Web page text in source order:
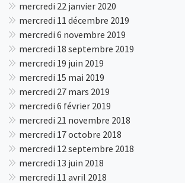
mercredi 22 janvier 2020
mercredi 11 décembre 2019
mercredi 6 novembre 2019
mercredi 18 septembre 2019
mercredi 19 juin 2019
mercredi 15 mai 2019
mercredi 27 mars 2019
mercredi 6 février 2019
mercredi 21 novembre 2018
mercredi 17 octobre 2018
mercredi 12 septembre 2018
mercredi 13 juin 2018
mercredi 11 avril 2018